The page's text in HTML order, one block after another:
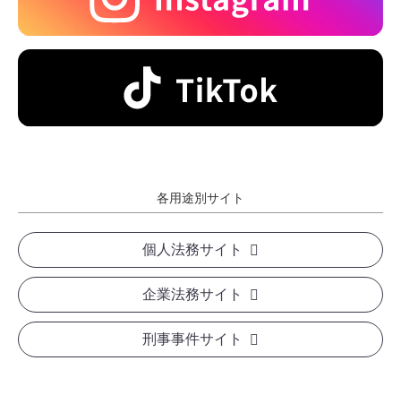
各用途別サイト
個人法務サイト
企業法務サイト
刑事事件サイト